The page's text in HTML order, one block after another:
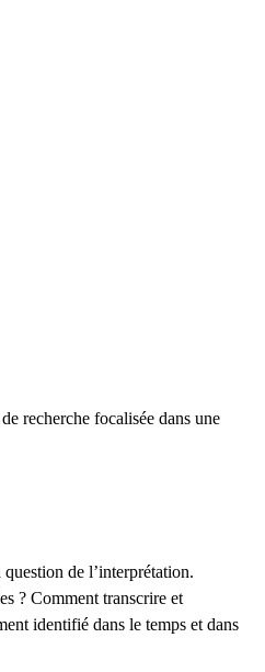
recherche focalisée dans une
de l’interprétation.
? Comment transcrire et
identifié dans le temps et dans